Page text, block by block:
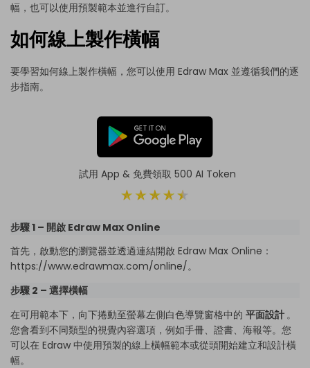
幅，也可以使用預製範本並進行自訂。
如何線上製作橫幅
要學習如何線上製作橫幅，您可以使用 Edraw Max 並遵循我們的逐
步指南。
試用 App & 免費領取 500 AI Token
步驟 1 – 開啟 Edraw Max Online
首先，啟動您的瀏覽器並透過連結開啟 Edraw Max Online：
https://www.edrawmax.com/online/。
步驟 2 – 選擇橫幅
在可用範本下，向下捲動至螢幕左側白色導覽窗格中的 平面設計 。
您會看到不同類型的視覺內容選項，例如手冊、證書、海報等。您
可以在 Edraw 中使用預製的線上橫幅範本或從頭開始建立和設計橫
幅。